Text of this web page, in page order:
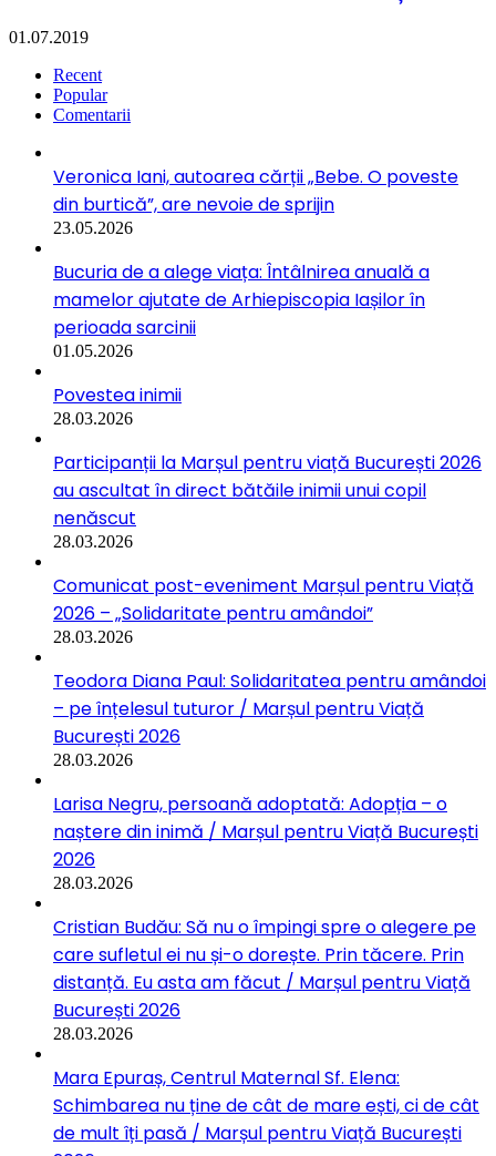
01.07.2019
Recent
Popular
Comentarii
Veronica Iani, autoarea cărții „Bebe. O poveste
din burtică”, are nevoie de sprijin
23.05.2026
Bucuria de a alege viața: Întâlnirea anuală a
mamelor ajutate de Arhiepiscopia Iașilor în
perioada sarcinii
01.05.2026
Povestea inimii
28.03.2026
Participanții la Marșul pentru viață București 2026
au ascultat în direct bătăile inimii unui copil
nenăscut
28.03.2026
Comunicat post-eveniment Marșul pentru Viață
2026 – „Solidaritate pentru amândoi”
28.03.2026
Teodora Diana Paul: Solidaritatea pentru amândoi
– pe înțelesul tuturor / Marșul pentru Viață
București 2026
28.03.2026
Larisa Negru, persoană adoptată: Adopția – o
naștere din inimă / Marșul pentru Viață București
2026
28.03.2026
Cristian Budău: Să nu o împingi spre o alegere pe
care sufletul ei nu și-o dorește. Prin tăcere. Prin
distanță. Eu asta am făcut / Marșul pentru Viață
București 2026
28.03.2026
Mara Epuraș, Centrul Maternal Sf. Elena:
Schimbarea nu ține de cât de mare ești, ci de cât
de mult îți pasă / Marșul pentru Viață București